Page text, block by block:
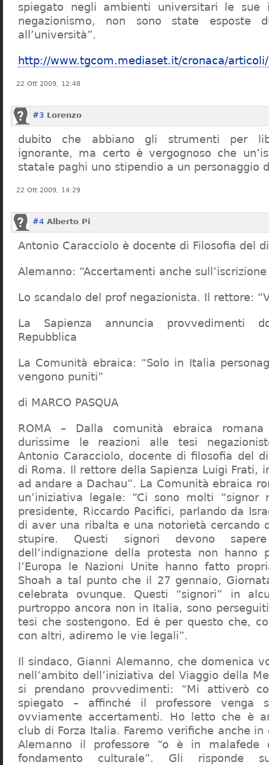
spiegato negli ambienti universitari le sue
negazionismo, non sono state esposte
all’università”.
http://www.tgcom.mediaset.it/cronaca/
22 Ott 2009, 12:48
#3 Lorenzo
dubito che abbiano gli strumenti per
ignorante, ma certo è vergognoso che
statale paghi uno stipendio a un personaggio
22 Ott 2009, 14:29
#4 Alberto Pi
Antonio Caracciolo è docente di Filosofia del
Alemanno: “Accertamenti anche
Lo scandalo del prof negazionista. Il rettore:
La Sapienza annuncia provvedimenti
Repubblica
La Comunità ebraica: “Solo in Italia
vengono puniti”
di MARCO PASQUA
ROMA – Dalla comunità ebraica
durissime le reazioni alle tesi
Antonio Caracciolo, docente di filosofia del
di Roma. Il rettore della Sapienza Luigi Frati,
ad andare a Dachau”. La Comunità ebraica
un’iniziativa legale: “Ci sono molti “signor
presidente, Riccardo Pacifici, parlando da
di aver una ribalta e una notorietà cercando
stupire. Questi signori devono
dell’indignazione della protesta non hanno
l’Europa le Nazioni Unite hanno fatto
Shoah a tal punto che il 27 gennaio,
celebrata ovunque. Questi “signori” in
purtroppo ancora non in Italia, sono
tesi che sostengono. Ed è per questo che,
con altri, adiremo le vie legali”.
Il sindaco, Gianni Alemanno, che domenica
nell’ambito dell’iniziativa del Viaggio della
si prendano provvedimenti: “Mi attiverò
spiegato – affinché il professore venga
ovviamente accertamenti. Ho letto che è
club di Forza Italia. Faremo verifiche anche in
Alemanno il professore “o è in malafede
fondamento culturale”. Gli risponde